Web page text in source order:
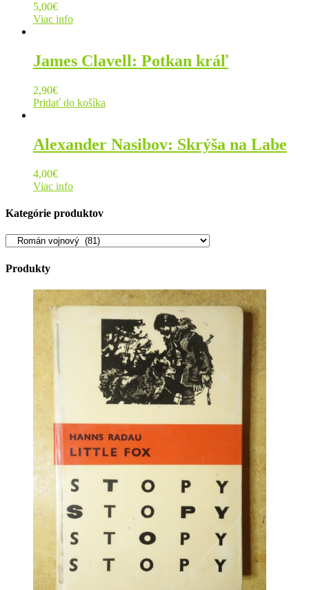
5,00€
Viac info
James Clavell: Potkan kráľ
2,90€
Pridať do košíka
Alexander Nasibov: Skrýša na Labe
4,00€
Viac info
Kategórie produktov
Produkty